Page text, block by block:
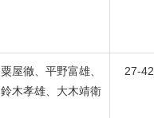
粟屋徹、平野富雄、
鈴木孝雄、大木靖衛
27-42